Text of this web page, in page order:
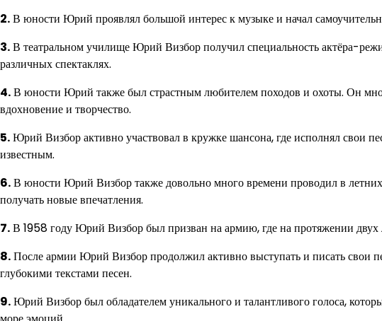
2.В юности Юрий проявлял большой интерес к музыке и начал
3.В театральном училище Юрий Визбор получил специальность актёра-
различных спектаклях.
4.В юности Юрий также был страстным любителем походов и охоты. Он
вдохновение и творчество.
5.Юрий Визбор активно участвовал в кружке шансона, где исполнял свои
известным.
6.В юности Юрий Визбор также довольно много времени проводил в
получать новые впечатления.
7.В 1958 году Юрий Визбор был призван на армию, где на протяжении двух
8.После армии Юрий Визбор продолжил активно выступать и писать свои
глубокими текстами песен.
9.Юрий Визбор был обладателем уникального и талантливого голоса,